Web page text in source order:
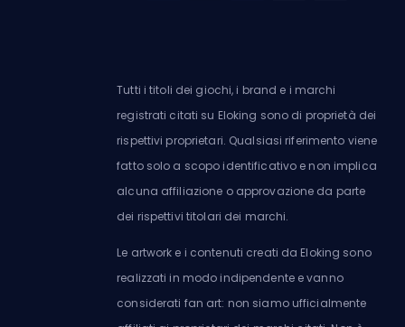
Tutti i titoli dei giochi, i brand e i marchi
registrati citati su Eloking sono di proprietà dei
rispettivi proprietari. Qualsiasi riferimento viene
fatto solo a scopo identificativo e non implica
alcuna affiliazione o approvazione da parte
dei rispettivi titolari dei marchi.
Le artwork e i contenuti creati da Eloking sono
realizzati in modo indipendente e vanno
considerati fan art: non siamo ufficialmente